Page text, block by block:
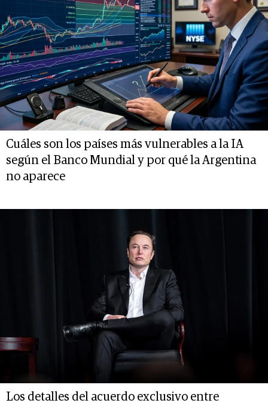
Cuáles son los países más vulnerables a la IA
según el Banco Mundial y por qué la Argentina
no aparece
Los detalles del acuerdo exclusivo entre